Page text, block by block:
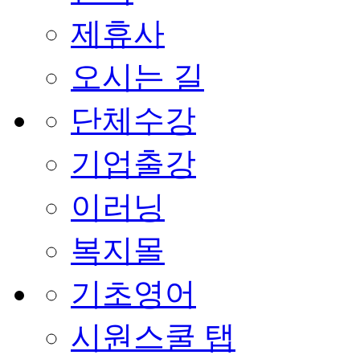
제휴사
오시는 길
단체수강
기업출강
이러닝
복지몰
기초영어
시원스쿨 탭